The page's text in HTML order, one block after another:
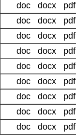
doc docx pdf
doc docx pdf
doc docx pdf
doc docx pdf
doc docx pdf
doc docx pdf
doc docx pdf
doc docx pdf
doc docx pdf